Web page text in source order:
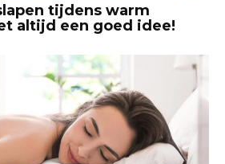
tijdens warm
altijd een goed idee!